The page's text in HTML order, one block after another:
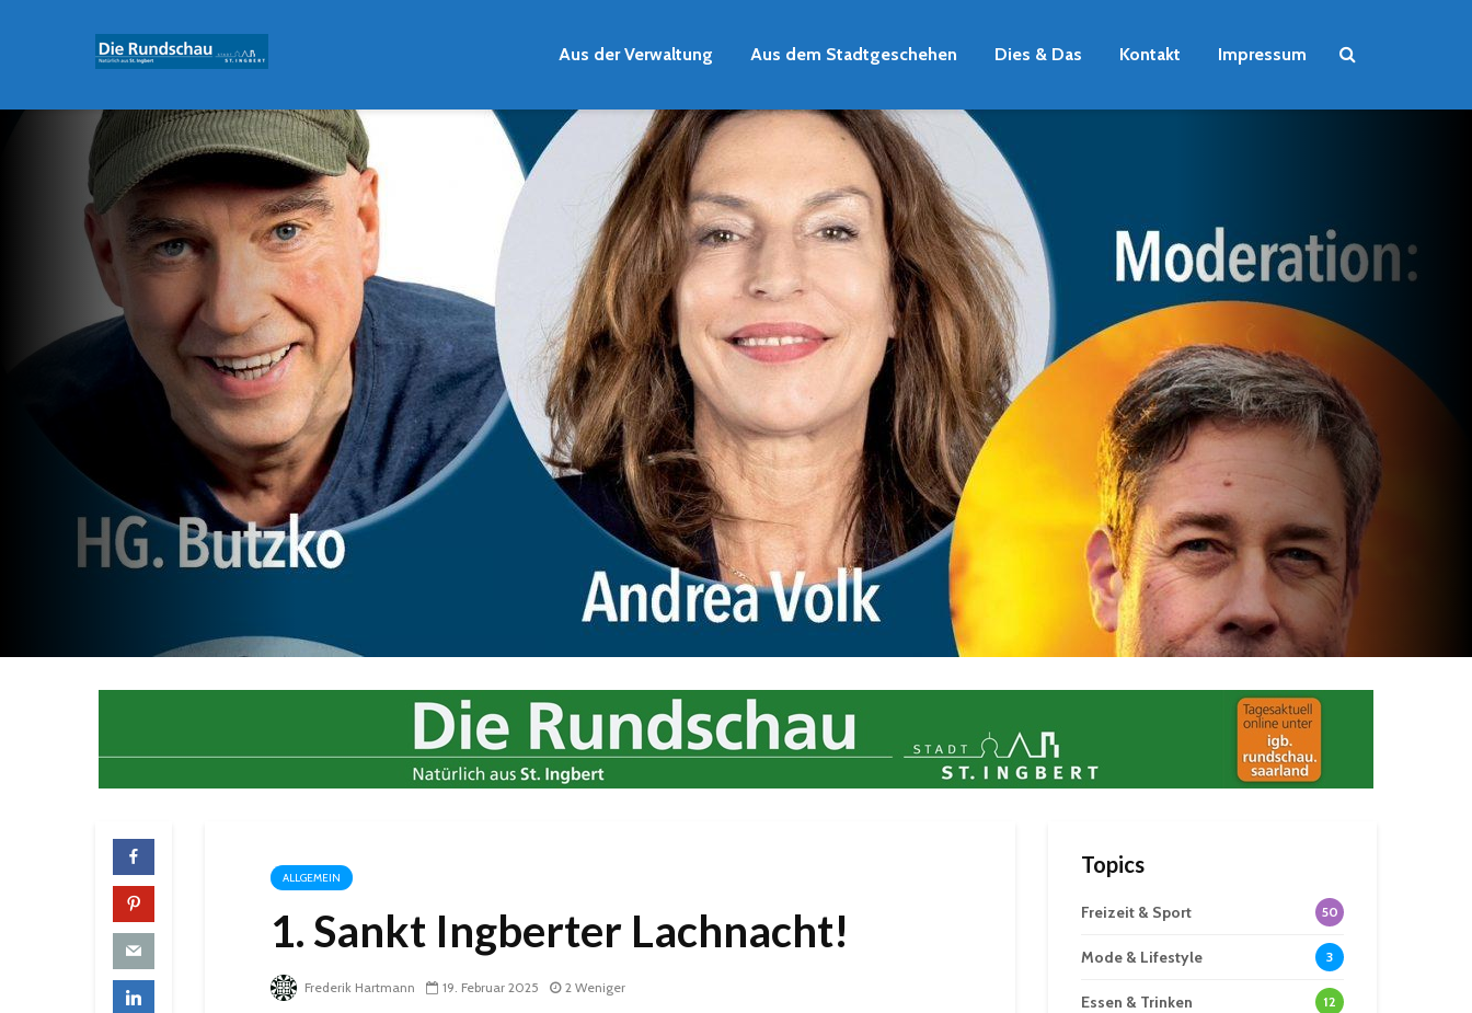
Aus der Verwaltung Aus dem Stadtgeschehen Dies & Das Kontakt Impressum
ALLGEMEIN
1. Sankt Ingberter Lachnacht!
Frederik Hartmann 19. Februar 2025 2 Weniger
Topics
Freizeit & Sport 50
Mode & Lifestyle 3
Essen & Trinken 12